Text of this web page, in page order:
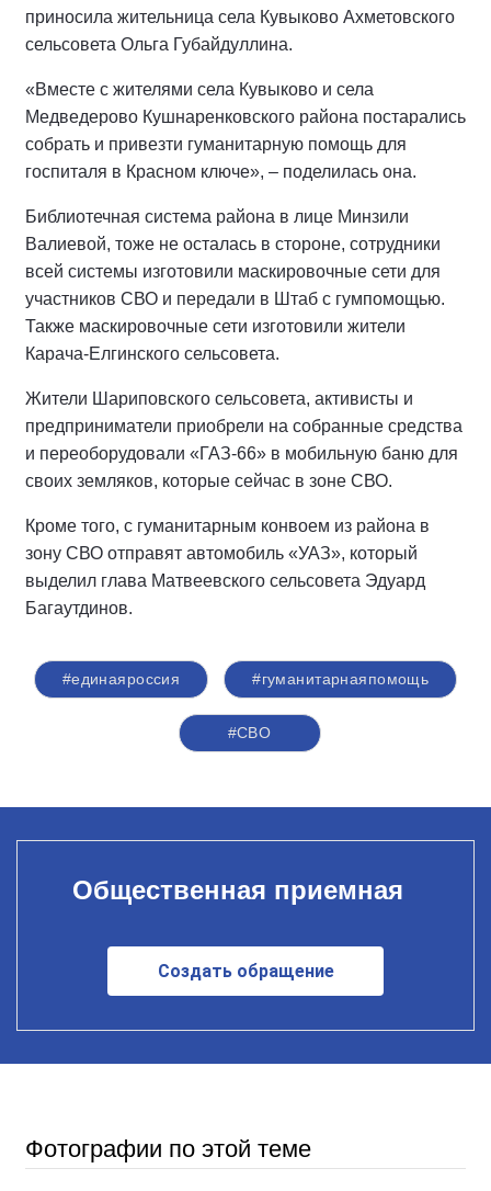
приносила жительница села Кувыково Ахметовского
сельсовета Ольга Губайдуллина.
«Вместе с жителями села Кувыково и села
Медведерово Кушнаренковского района постарались
собрать и привезти гуманитарную помощь для
госпиталя в Красном ключе», – поделилась она.
Библиотечная система района в лице Минзили
Валиевой, тоже не осталась в стороне, сотрудники
всей системы изготовили маскировочные сети для
участников СВО и передали в Штаб с гумпомощью.
Также маскировочные сети изготовили жители
Карача-Елгинского сельсовета.
Жители Шариповского сельсовета, активисты и
предприниматели приобрели на собранные средства
и переоборудовали «ГАЗ-66» в мобильную баню для
своих земляков, которые сейчас в зоне СВО.
Кроме того, с гуманитарным конвоем из района в
зону СВО отправят автомобиль «УАЗ», который
выделил глава Матвеевского сельсовета Эдуард
Багаутдинов.
#единаяроссия #гуманитарнаяпомощь
#СВО
Общественная приемная
Создать обращение
Фотографии по этой теме